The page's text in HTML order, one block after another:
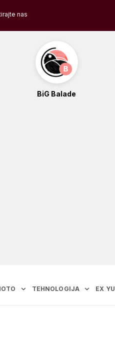
nas
BiG Balade
TEHNOLOGIJA EX YU